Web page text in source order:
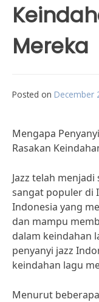
Mereka
Posted on December
Mengapa
Rasakan
Jazz telah
sangat populer di
Indonesia yang
dan mampu
dalam keindahan
penyanyi jazz
keindahan lagu
Menurut